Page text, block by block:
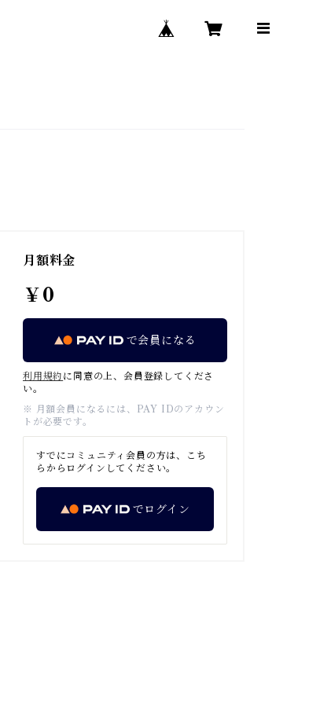
月額料金
￥0
で会員になる
利用規約 に同意の上、会員登録してくださ
い。
※ 月額会員になるには、PAY IDのアカウン
トが必要です。
すでにコミュニティ会員の方は、こち
らからログインしてください。
でログイン